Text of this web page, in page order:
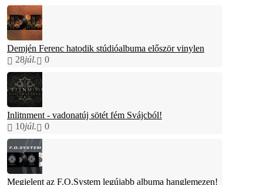
Demjén Ferenc hatodik stúdióalbuma először vinylen
28júl. 0
Inlitnment - vadonatúj sötét fém Svájcból!
10júl. 0
Megjelent az F.O.System legújabb albuma hanglemezen!